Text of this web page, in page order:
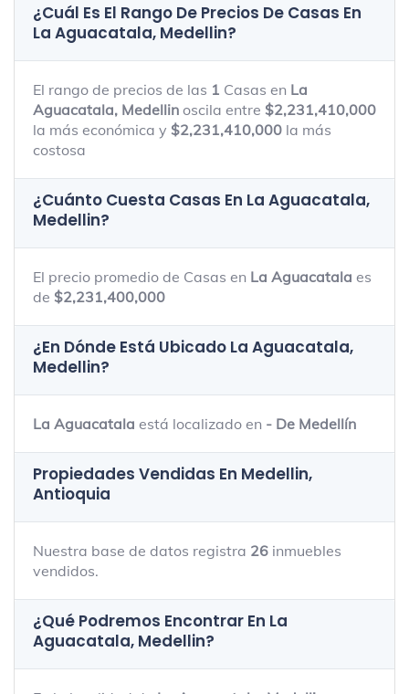
¿Cuál Es El Rango De Precios De Casas En
La Aguacatala, Medellin?
El rango de precios de las 1 Casas en La
Aguacatala, Medellin oscila entre $2,231,410,000
la más económica y $2,231,410,000 la más
costosa
¿Cuánto Cuesta Casas En La Aguacatala,
Medellin?
El precio promedio de Casas en La Aguacatala es
de $2,231,400,000
¿En Dónde Está Ubicado La Aguacatala,
Medellin?
La Aguacatala está localizado en - De Medellín
Propiedades Vendidas En Medellin,
Antioquia
Nuestra base de datos registra 26 inmuebles
vendidos.
¿Qué Podremos Encontrar En La
Aguacatala, Medellin?